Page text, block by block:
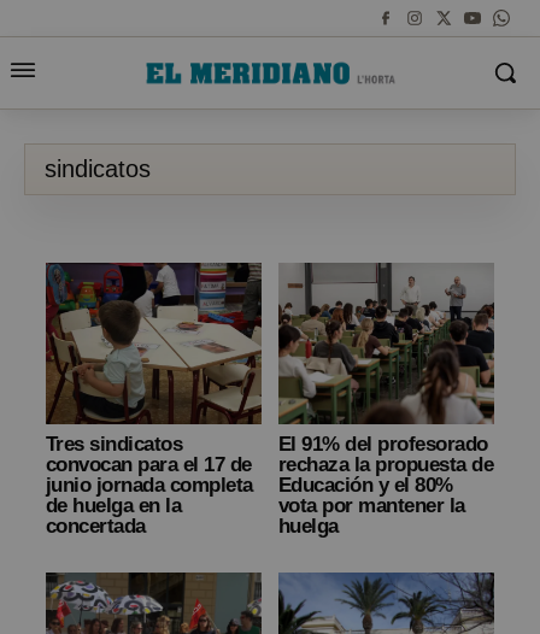
sindicatos
Tres sindicatos
convocan para el 17 de
junio jornada completa
de huelga en la
concertada
El 91% del profesorado
rechaza la propuesta de
Educación y el 80%
vota por mantener la
huelga